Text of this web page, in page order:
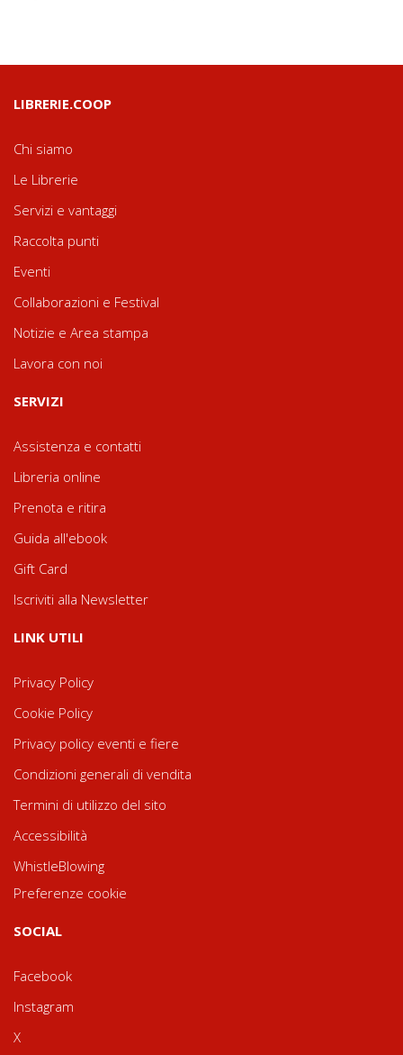
LIBRERIE.COOP
Chi siamo
Le Librerie
Servizi e vantaggi
Raccolta punti
Eventi
Collaborazioni e Festival
Notizie e Area stampa
Lavora con noi
SERVIZI
Assistenza e contatti
Libreria online
Prenota e ritira
Guida all'ebook
Gift Card
Iscriviti alla Newsletter
LINK UTILI
Privacy Policy
Cookie Policy
Privacy policy eventi e fiere
Condizioni generali di vendita
Termini di utilizzo del sito
Accessibilità
WhistleBlowing
Preferenze cookie
SOCIAL
Facebook
Instagram
X